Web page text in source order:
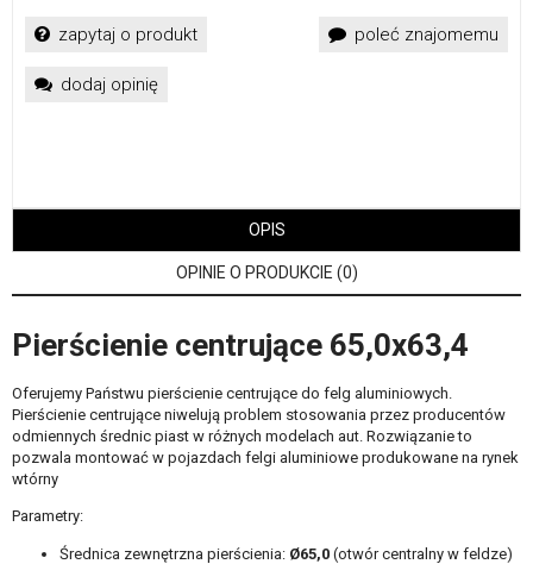
zapytaj o produkt poleć znajomemu
dodaj opinię
OPIS
OPINIE O PRODUKCIE (0)
Pierścienie centrujące 65,0x63,4
Oferujemy Państwu pierścienie centrujące do felg aluminiowych.
Pierścienie centrujące niwelują problem stosowania przez producentów
odmiennych średnic piast w różnych modelach aut. Rozwiązanie to
pozwala montować w pojazdach felgi aluminiowe produkowane na rynek
wtórny
Parametry:
Średnica zewnętrzna pierścienia: Ø65,0 (otwór centralny w feldze)